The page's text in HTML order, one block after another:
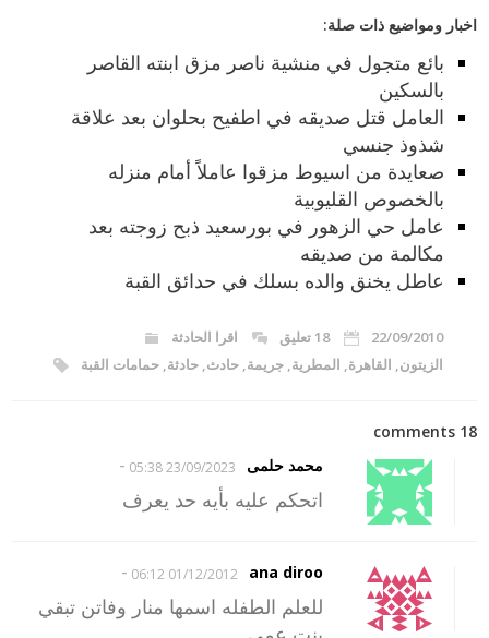
اخبار ومواضيع ذات صلة:
بائع متجول في منشية ناصر مزق ابنته القاصر
بالسكين
العامل قتل صديقه في اطفيح بحلوان بعد علاقة
شذوذ جنسي
صعايدة من اسيوط مزقوا عاملاً أمام منزله
بالخصوص القليوبية
عامل حي الزهور في بورسعيد ذبح زوجته بعد
مكالمة من صديقه
عاطل يخنق والده بسلك في حدائق القبة
22/09/2010 18 تعليق
اقرا الحادثة
الزيتون, القاهرة, المطرية,جريمة,حادث,حادثة,حمامات القبة
18 comments
محمد حلمى
23/09/2023 05:38
-
اتحكم عليه بأيه حد يعرف
ana diroo
01/12/2012 06:12
-
للعلم الطفله اسمها منار وفاتن تبقي